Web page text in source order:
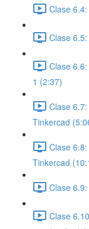
Clase
Clase
Clase
1 (2:37)
Clase
Tinkercad
Clase
Tinkercad
Clase
Clase